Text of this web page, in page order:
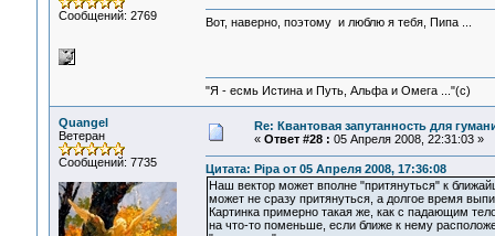
Сообщений: 2769
Вот, наверно, поэтому и люблю я тебя, Пипа ...
"Я - есмь Истина и Путь, Альфа и Омега ..."(с)
Quangel
Ветеран
Сообщений: 7735
Re: Квантовая запутанность для
« Ответ #28 : 05 Апреля 2008, 22:31:03 »
Цитата: Pipa от 05 Апреля 2008, 17:36:08
Наш вектор может вполне "притянуться" к
может не сразу притянуться, а долгое время
Картинка примерно такая же, как с падающим
на что-то поменьше, если ближе к нему